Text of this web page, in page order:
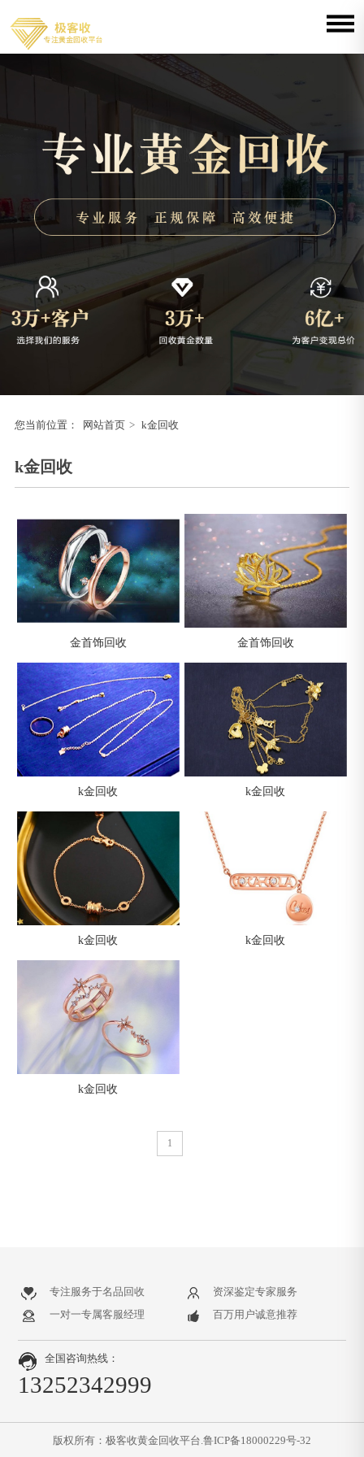
您当前位置： 网站首页 > k金回收
k金回收
金首饰回收 金首饰回收
k金回收 k金回收
k金回收 k金回收
k金回收
1
专注服务于名品回收
资深鉴定专家服务
一对一专属客服经理
百万用户诚意推荐
全国咨询热线：
13252342999
版权所有：极客收黄金回收平台.鲁ICP备18000229号-32